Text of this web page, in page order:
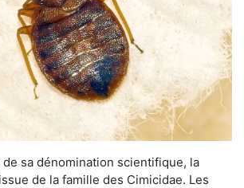
sa dénomination scientifique, la
de la famille des Cimicidae. Les